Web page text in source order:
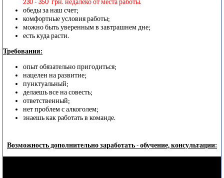
230 - 350 грн. недалеко от места работы.
обеды за наш счет;
комфортные условия работы;
можно быть уверенным в завтрашнем дне;
есть куда расти.
Требования:
опыт обязательно пригодиться;
нацелен на развитие;
пунктуальный;
делаешь все на совесть;
ответственный;
нет проблем с алкоголем;
знаешь как работать в команде.
Возможность дополнительно заработать - обучение, консультации: